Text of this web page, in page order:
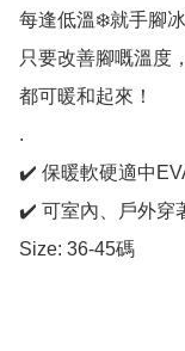
每逢低溫❄️就手腳
只要改善腳嘅溫度
都可暖和起來！
.
✔️ 保暖軟硬適中
✔️ 可室內、戶外穿
Size: 36-45碼